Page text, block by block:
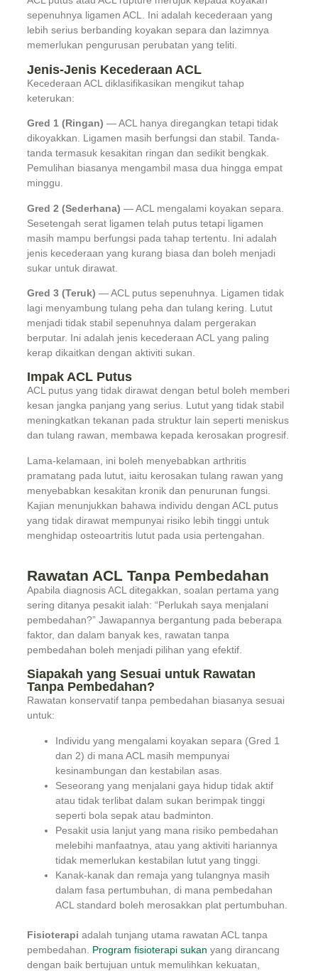
sepenuhnya ligamen ACL. Ini adalah kecederaan yang
lebih serius berbanding koyakan separa dan lazimnya
memerlukan pengurusan perubatan yang teliti.
Jenis-Jenis Kecederaan ACL
Kecederaan ACL diklasifikasikan mengikut tahap
keterukan:
Gred 1 (Ringan) — ACL hanya diregangkan tetapi tidak
dikoyakkan. Ligamen masih berfungsi dan stabil. Tanda-
tanda termasuk kesakitan ringan dan sedikit bengkak.
Pemulihan biasanya mengambil masa dua hingga empat
minggu.
Gred 2 (Sederhana) — ACL mengalami koyakan separa.
Sesetengah serat ligamen telah putus tetapi ligamen
masih mampu berfungsi pada tahap tertentu. Ini adalah
jenis kecederaan yang kurang biasa dan boleh menjadi
sukar untuk dirawat.
Gred 3 (Teruk) — ACL putus sepenuhnya. Ligamen tidak
lagi menyambung tulang peha dan tulang kering. Lutut
menjadi tidak stabil sepenuhnya dalam pergerakan
berputar. Ini adalah jenis kecederaan ACL yang paling
kerap dikaitkan dengan aktiviti sukan.
Impak ACL Putus
ACL putus yang tidak dirawat dengan betul boleh memberi
kesan jangka panjang yang serius. Lutut yang tidak stabil
meningkatkan tekanan pada struktur lain seperti meniskus
dan tulang rawan, membawa kepada kerosakan progresif.
Lama-kelamaan, ini boleh menyebabkan arthritis
pramatang pada lutut, iaitu kerosakan tulang rawan yang
menyebabkan kesakitan kronik dan penurunan fungsi.
Kajian menunjukkan bahawa individu dengan ACL putus
yang tidak dirawat mempunyai risiko lebih tinggi untuk
menghidap osteoartritis lutut pada usia pertengahan.
Rawatan ACL Tanpa Pembedahan
Apabila diagnosis ACL ditegakkan, soalan pertama yang
sering ditanya pesakit ialah: “Perlukah saya menjalani
pembedahan?” Jawapannya bergantung pada beberapa
faktor, dan dalam banyak kes, rawatan tanpa
pembedahan boleh menjadi pilihan yang efektif.
Siapakah yang Sesuai untuk Rawatan
Tanpa Pembedahan?
Rawatan konservatif tanpa pembedahan biasanya sesuai
untuk:
Individu yang mengalami koyakan separa (Gred 1
dan 2) di mana ACL masih mempunyai
kesinambungan dan kestabilan asas.
Seseorang yang menjalani gaya hidup tidak aktif
atau tidak terlibat dalam sukan berimpak tinggi
seperti bola sepak atau badminton.
Pesakit usia lanjut yang mana risiko pembedahan
melebihi manfaatnya, atau yang aktiviti hariannya
tidak memerlukan kestabilan lutut yang tinggi.
Kanak-kanak dan remaja yang tulangnya masih
dalam fasa pertumbuhan, di mana pembedahan
ACL standard boleh merosakkan plat pertumbuhan.
Fisioterapi adalah tunjang utama rawatan ACL tanpa
pembedahan. Program fisioterapi sukan yang dirancang
dengan baik bertujuan untuk memulihkan kekuatan,